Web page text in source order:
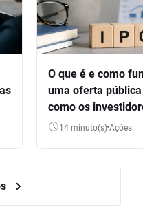
O que é e como
uma oferta
como os
participar
14 minuto(s) Ações